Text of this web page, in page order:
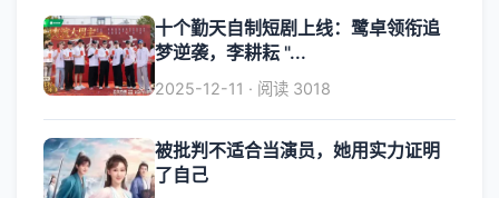
十个勤天自制短剧上线：鹭卓领衔追
梦逆袭，李耕耘 "...
2025-12-11 · 阅读 3018
被批判不适合当演员，她用实力证明
了自己